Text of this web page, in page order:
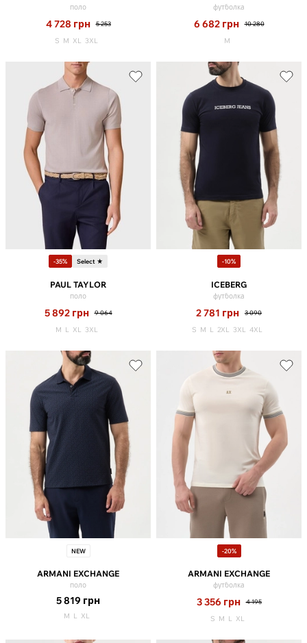
поло
4 728 грн 5 253
S M XL 3XL
футболка
6 682 грн 10 280
M
-35% Select ★
PAUL TAYLOR
поло
5 892 грн 9 064
M L XL 3XL
-10%
ICEBERG
футболка
2 781 грн 3 090
S M L 2XL 3XL 4XL
NEW
ARMANI EXCHANGE
поло
5 819 грн
M L XL
-20%
ARMANI EXCHANGE
футболка
3 356 грн 4 195
S M L XL